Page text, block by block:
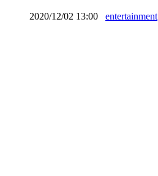
2020/12/02 13:00 entertainment